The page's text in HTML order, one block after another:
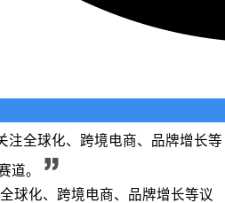
注全球化、跨境电商、品牌增长等
道。
球化、跨境电商、品牌增长等议